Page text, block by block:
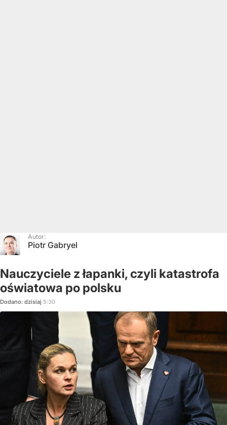
Autor:
Piotr Gabryel
Nauczyciele z łapanki, czyli katastrofa
oświatowa po polsku
Dodano: dzisiaj 5:30